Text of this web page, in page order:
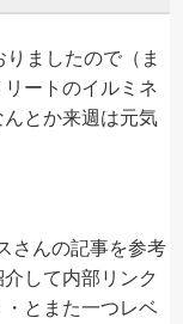
ましたので（ま
ートのイルミネ
とか来週は元気
さんの記事を参考
して内部リンク
とまた一つレベ